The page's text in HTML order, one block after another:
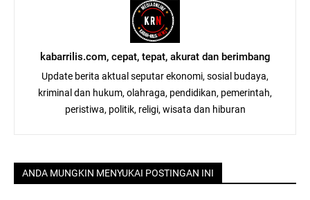
kabarrilis.com, cepat, tepat, akurat dan berimbang
Update berita aktual seputar ekonomi, sosial budaya,
kriminal dan hukum, olahraga, pendidikan, pemerintah,
peristiwa, politik, religi, wisata dan hiburan
ANDA MUNGKIN MENYUKAI POSTINGAN INI